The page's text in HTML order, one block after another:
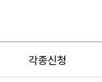
각종신청